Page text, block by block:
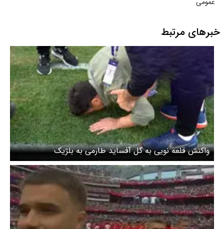
خبرهای مرتبط
واکنش قلعه نویی به گل آفساید طارمی به بلژیک